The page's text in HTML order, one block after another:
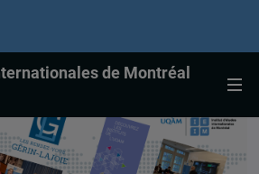
de Montréal